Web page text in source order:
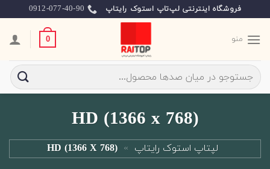
to
content
فروشگاه اینترنتی لپ‌تاپ استوک رایتاپ 0912-077-40-90
منو 0
جستجو
برای:
HD (1366 x 768)
لپتاپ استوک رایتاپ »
HD (1366 X 768)